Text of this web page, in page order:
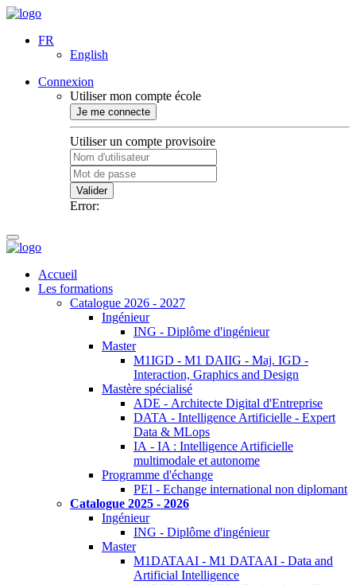
FR
English
Connexion
Utiliser mon compte école
Je me connecte
Utiliser un compte provisoire
Valider
Error:
Accueil
Les formations
Catalogue 2026 - 2027
Ingénieur
ING - Diplôme d'ingénieur
Master
M1IGD - M1 DAIIG - Maj. IGD -
Interaction, Graphics and Design
Mastère spécialisé
ADE - Architecte Digital d'Entreprise
DATA - Intelligence Artificielle - Expert
Data & MLops
IA - IA : Intelligence Artificielle
multimodale et autonome
Programme d'échange
PEI - Echange international non diplomant
Catalogue 2025 - 2026
Ingénieur
ING - Diplôme d'ingénieur
Master
M1DATAAI - M1 DATAAI - Data and
Artificial Intelligence